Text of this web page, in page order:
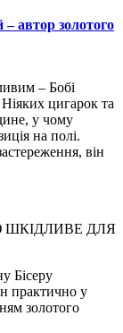
автор золотого
– Бобі
цигарок та
у чому
на полі.
він
ДЛЯ
Бісеру
практично у
золотого